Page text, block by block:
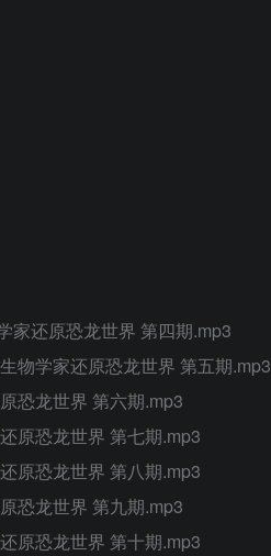
家还原恐龙世界 第四期.mp3
物学家还原恐龙世界 第五期.mp3
恐龙世界 第六期.mp3
原恐龙世界 第七期.mp3
原恐龙世界 第八期.mp3
恐龙世界 第九期.mp3
原恐龙世界 第十期.mp3